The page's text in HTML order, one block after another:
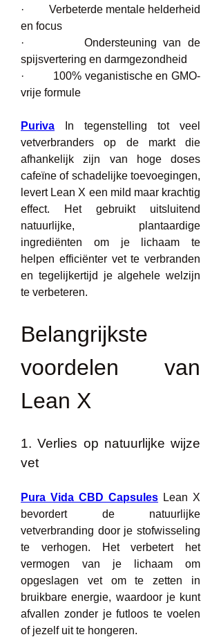
·         Verbeterde mentale helderheid
en focus
·         Ondersteuning van de
spijsvertering en darmgezondheid
·         100% veganistische en GMO-
vrije formule
Puriva In tegenstelling tot veel
vetverbranders op de markt die
afhankelijk zijn van hoge doses
cafeïne of schadelijke toevoegingen,
levert Lean X een mild maar krachtig
effect. Het gebruikt uitsluitend
natuurlijke, plantaardige
ingrediënten om je lichaam te
helpen efficiënter vet te verbranden
en tegelijkertijd je algehele welzijn
te verbeteren.
Belangrijkste
voordelen van
Lean X
1. Verlies op natuurlijke wijze
vet
Pura Vida CBD Capsules Lean X
bevordert de natuurlijke
vetverbranding door je stofwisseling
te verhogen. Het verbetert het
vermogen van je lichaam om
opgeslagen vet om te zetten in
bruikbare energie, waardoor je kunt
afvallen zonder je futloos te voelen
of jezelf uit te hongeren.